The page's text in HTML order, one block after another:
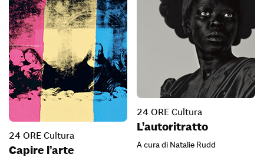
24 ORE Cultura
Capire l’arte
24 ORE Cultura
L’autoritratto
A cura di Natalie Rudd